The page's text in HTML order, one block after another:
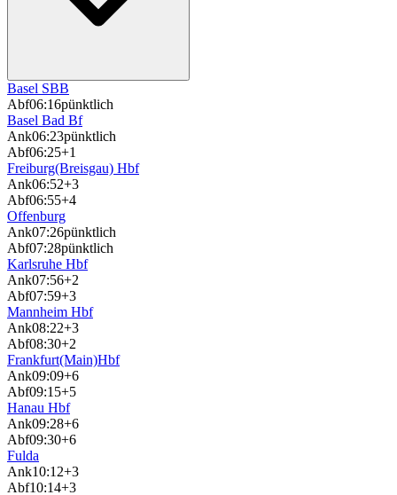
Basel SBB
Abf06:16pünktlich
Basel Bad Bf
Ank06:23pünktlich
Abf06:25+1
Freiburg(Breisgau) Hbf
Ank06:52+3
Abf06:55+4
Offenburg
Ank07:26pünktlich
Abf07:28pünktlich
Karlsruhe Hbf
Ank07:56+2
Abf07:59+3
Mannheim Hbf
Ank08:22+3
Abf08:30+2
Frankfurt(Main)Hbf
Ank09:09+6
Abf09:15+5
Hanau Hbf
Ank09:28+6
Abf09:30+6
Fulda
Ank10:12+3
Abf10:14+3